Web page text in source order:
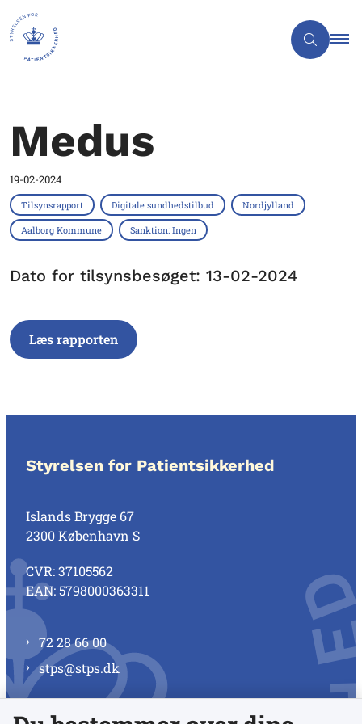
Medus
19-02-2024
Tilsynsrapport Digitale sundhedstilbud Nordjylland
Aalborg Kommune Sanktion: Ingen
Dato for tilsynsbesøget: 13-02-2024
Læs rapporten
Styrelsen for Patientsikkerhed
Islands Brygge 67
2300 København S
CVR: 37105562
EAN: 5798000363311
72 28 66 00
stps@stps.dk